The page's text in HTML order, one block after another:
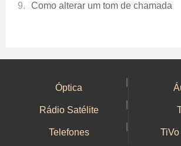
Como alterar um tom de chamada
Óptica
Rádio Satélite
Telefones